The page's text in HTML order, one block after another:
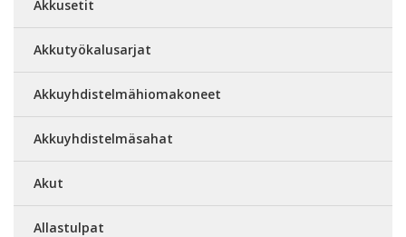
Akkusetit
Akkutyökalusarjat
Akkuyhdistelmähiomakoneet
Akkuyhdistelmäsahat
Akut
Allastulpat